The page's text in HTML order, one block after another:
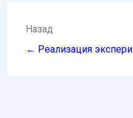
Навигация
по
Назад
← Реализация